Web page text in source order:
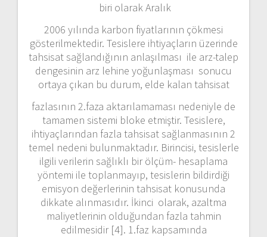
biri olarak Aralık
2006 yılında karbon fiyatlarının çökmesi
gösterilmektedir. Tesislere ihtiyaçların üzerinde
tahsisat sağlandığının anlaşılması ile arz-talep
dengesinin arz lehine yoğunlaşması sonucu
ortaya çıkan bu durum, elde kalan tahsisat
fazlasının 2.faza aktarılamaması nedeniyle de
tamamen sistemi bloke etmiştir. Tesislere,
ihtiyaçlarından fazla tahsisat sağlanmasının 2
temel nedeni bulunmaktadır. Birincisi, tesislerle
ilgili verilerin sağlıklı bir ölçüm- hesaplama
yöntemi ile toplanmayıp, tesislerin bildirdiği
emisyon değerlerinin tahsisat konusunda
dikkate alınmasıdır. İkinci olarak, azaltma
maliyetlerinin olduğundan fazla tahmin
edilmesidir [4]. 1.faz kapsamında